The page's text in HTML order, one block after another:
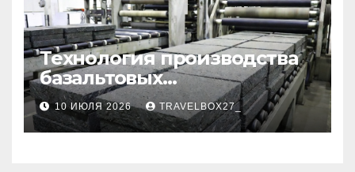
Технология производства
базальтовых
теплоизоляционных плит
по ГОСТ
10 ИЮЛЯ 2026 TRAVELBOX27_